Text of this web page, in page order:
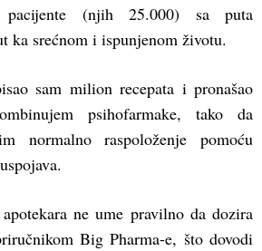
pacijente (njih 25.000) sa puta
ka srećnom i ispunjenom životu.
sam milion recepata i pronašao
psihofarmake, tako da
normalno raspoloženje pomoću
ne ume pravilno da dozira
Big Pharma-e, što dovodi